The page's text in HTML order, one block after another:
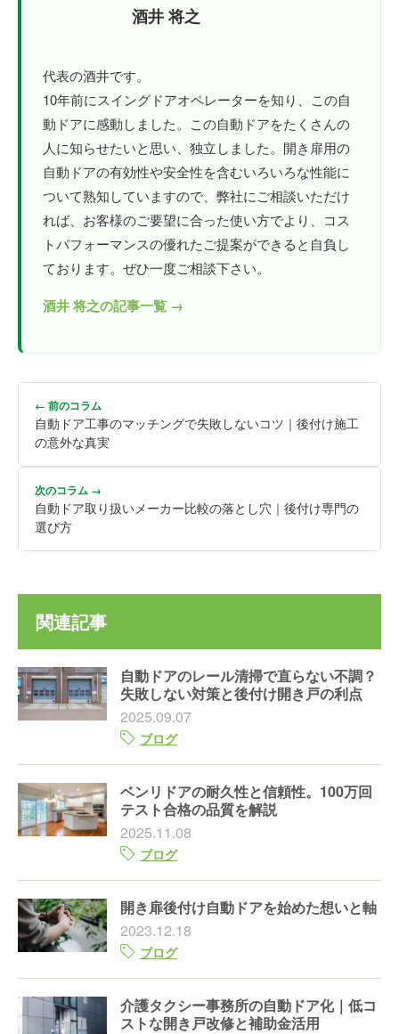
酒井 将之
代表の酒井です。
10年前にスイングドアオペレーターを知り、この自
動ドアに感動しました。この自動ドアをたくさんの
人に知らせたいと思い、独立しました。開き扉用の
自動ドアの有効性や安全性を含むいろいろな性能に
ついて熟知していますので、弊社にご相談いただけ
れば、お客様のご要望に合った使い方でより、コス
トパフォーマンスの優れたご提案ができると自負し
ております。ぜひ一度ご相談下さい。
酒井 将之の記事一覧 →
← 前のコラム
自動ドア工事のマッチングで失敗しないコツ｜後付け施工
の意外な真実
次のコラム →
自動ドア取り扱いメーカー比較の落とし穴｜後付け専門の
選び方
関連記事
自動ドアのレール清掃で直らない不調？
失敗しない対策と後付け開き戸の利点
2025.09.07
ブログ
ベンリドアの耐久性と信頼性。100万回
テスト合格の品質を解説
2025.11.08
ブログ
開き扉後付け自動ドアを始めた想いと軸
2023.12.18
ブログ
介護タクシー事務所の自動ドア化｜低コ
ストな開き戸改修と補助金活用